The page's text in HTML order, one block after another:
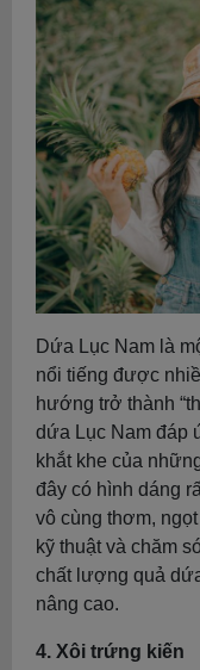
Dứa Lục Nam là
nổi tiếng được
hướng trở thành
dứa Lục Nam đáp
khắt khe của
đây có hình dáng
vô cùng thơm,
kỹ thuật và chăm
chất lượng quả
nâng cao.
4. Xôi trứng kiến